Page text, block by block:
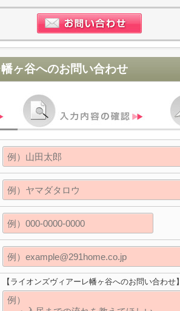
ヶ谷へのお問い合わせ
【ライオンズヴィアーレ幡ヶ谷へのお問い合わせ】